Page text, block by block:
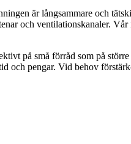
är långsammare och
och ventilationskanaler.
på små förråd som på
och pengar. Vid behov